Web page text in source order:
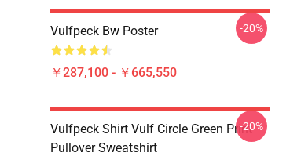
Vulfpeck Bw Poster
￥287,100 - ￥665,550
-20%
Vulfpeck Shirt Vulf Circle Green Print
Pullover Sweatshirt
-20%